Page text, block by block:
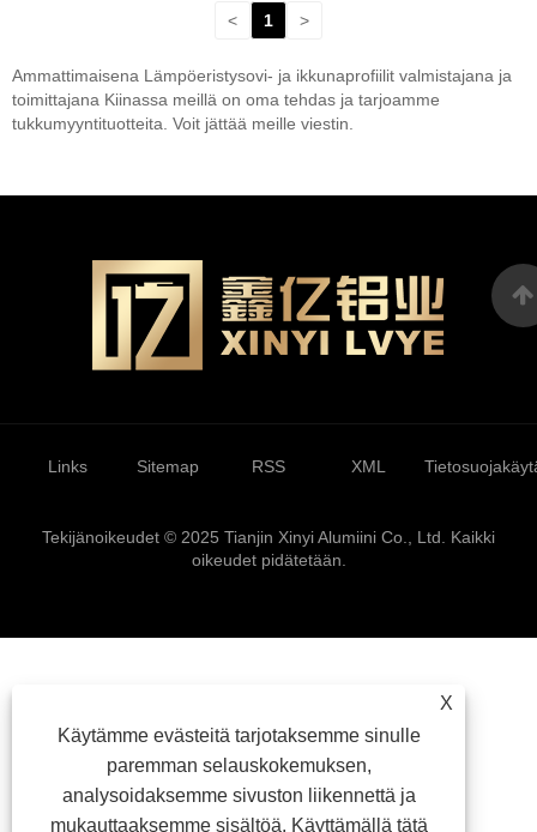
< 1 >
Ammattimaisena Lämpöeristysovi- ja ikkunaprofiilit valmistajana ja
toimittajana Kiinassa meillä on oma tehdas ja tarjoamme
tukkumyyntituotteita. Voit jättää meille viestin.
X
Käytämme evästeitä tarjotaksemme sinulle
paremman selauskokemuksen,
analysoidaksemme sivuston liikennettä ja
mukauttaaksemme sisältöä. Käyttämällä tätä
Links Sitemap RSS XML
Tekijänoikeudet © 2025 Tianjin Xinyi Alumiini Co., Ltd. Kaikki
oikeudet pidätetään.